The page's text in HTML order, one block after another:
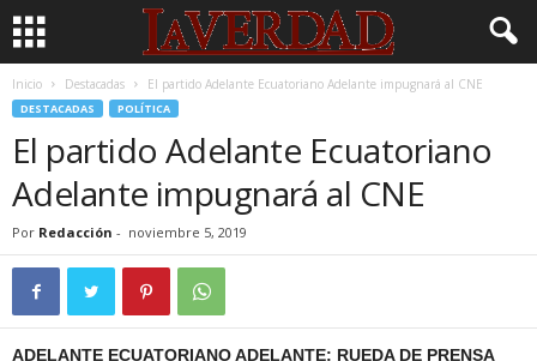
Inicio Destacadas El partido Adelante Ecuatoriano Adelante impugnará al CNE
DESTACADAS POLÍTICA
El partido Adelante Ecuatoriano
Adelante impugnará al CNE
Por Redacción - noviembre 5, 2019
ADELANTE ECUATORIANO ADELANTE: RUEDA DE PRENSA